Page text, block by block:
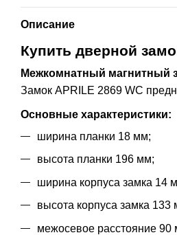
Описание
Купить дверной
Межкомнатный магнитный
Замок APRILE 2869 WC
Основные характеристики:
ширина планки 18 мм;
высота планки 196 мм;
ширина корпуса замка 14
высота корпуса замка 133
межосевое расстояние 90